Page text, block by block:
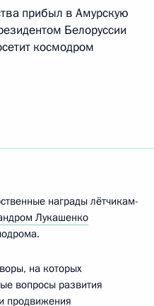
прибыл в Амурскую
Белоруссии
космодром
награды лётчикам-
Лукашенко
на которых
вопросы развития
продвижения